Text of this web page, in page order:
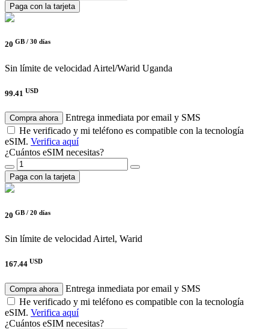
Paga con la tarjeta
20 GB / 30 días
Sin límite de velocidad Airtel/Warid Uganda
99.41 USD
Compra ahora
Entrega inmediata por email y SMS
He verificado y mi teléfono es compatible con la tecnología
eSIM. Verifica aquí
¿Cuántos eSIM necesitas?
Paga con la tarjeta
20 GB / 20 días
Sin límite de velocidad Airtel, Warid
167.44 USD
Compra ahora
Entrega inmediata por email y SMS
He verificado y mi teléfono es compatible con la tecnología
eSIM. Verifica aquí
¿Cuántos eSIM necesitas?